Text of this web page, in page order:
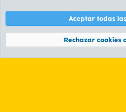
Términos y reglas
Community platform by XenForo® © 2010-
Aceptar todas
Rechazar cookies